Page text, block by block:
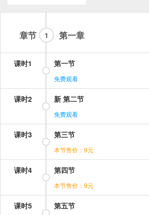
章节 第一章
1
课时1 第一节
免费观看
课时2 新 第二节
免费观看
课时3 第三节
本节售价：9元
课时4 第四节
本节售价：9元
课时5 第五节